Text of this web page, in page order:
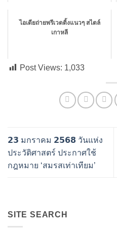
ไอเดียถ่ายพรีเวดดิ้งแนวๆ สไตล์
เกาหลี
Post Views: 1,033
𝟮𝟯 มกราคม 𝟮𝟱𝟲𝟴 วันแห่ง
ประวัติศาสตร์ ประกาศใช้
กฎหมาย ‘สมรสเท่าเทียม’
SITE SEARCH